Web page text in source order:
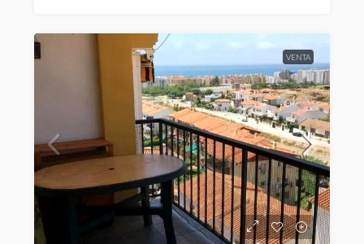
VENTA